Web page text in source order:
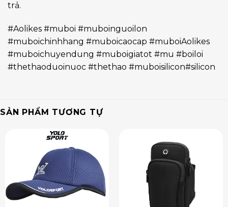
trả.
#Aolikes #muboi #muboinguoilon
#muboichinhhang #muboicaocap #muboiAolikes
#muboichuyendung #muboigiatot #mu #boiloi
#thethaoduoinuoc #thethao #muboisilicon#silicon
SẢN PHẨM TƯƠNG TỰ